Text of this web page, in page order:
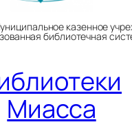
казенное
библиотечная
Миасса